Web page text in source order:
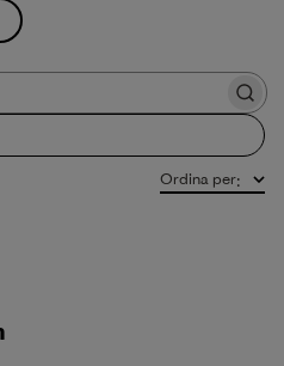
Ordina per: